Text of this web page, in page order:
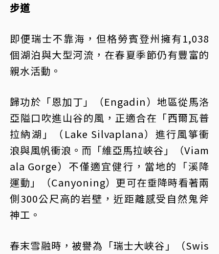
步道
即便瑞士不靠海，但格勞賓登州擁有1,038
個湖泊與大型河流，在春夏季節仍有豐富的
親水活動。
歸功於「恩加丁」（Engadin）地區從馬洛
亞隘口吹進山谷的風，正適合在「西爾瓦普
拉納湖」（Lake Silvaplana）進行風箏衝
浪與風帆衝浪。而「維亞馬拉峽谷」（Viam
ala Gorge）不僅適宜健行，當地的「溪降
運動」（Canyoning）更可在垂降時看著兩
側300公尺高的岩壁，近距離感受自然鬼斧
神工。
春末雪融時，被譽為「瑞士大峽谷」（Swis